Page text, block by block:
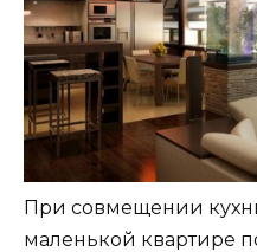
При совмещении
маленькой квартире